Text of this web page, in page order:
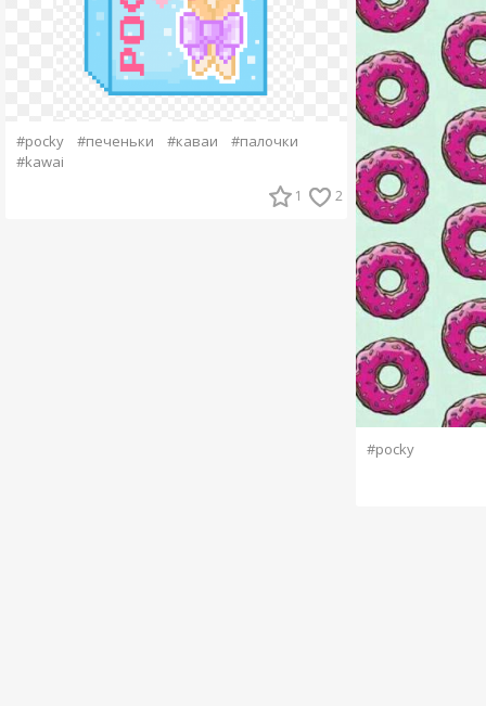
#pocky #печеньки #каваи
#палочки
#kawai
1 2
#pocky